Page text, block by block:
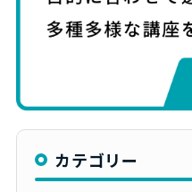
カテゴリー